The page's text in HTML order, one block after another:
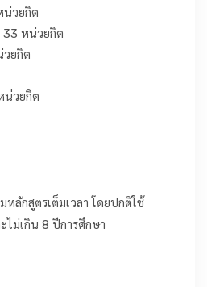
น่วยกิต
33 หน่วยกิต
ยกิต
น่วยกิต
หลักสูตรเต็มเวลา โดยปกติใช้
ไม่เกิน 8 ปีการศึกษา